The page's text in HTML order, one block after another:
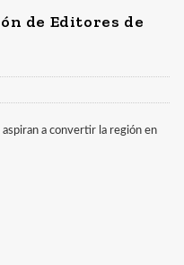
de Editores de
aspiran a convertir la región en